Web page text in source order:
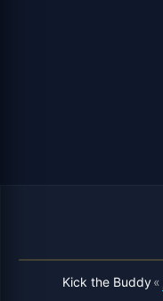
»
Kick the Buddy